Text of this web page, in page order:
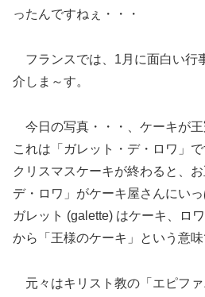
ったんですねぇ・・・
フランスでは、1月に面白い行
介しま～す。
今日の写真・・・、ケーキが王
これは「ガレット・デ・ロワ」
クリスマスケーキが終わると、
デ・ロワ」がケーキ屋さんにい
ガレット (galette) はケーキ、ロ
から「王様のケーキ」という意味
元々はキリスト教の「エピフ